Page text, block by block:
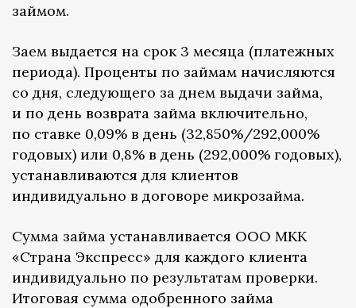
займом.
Заем выдается на срок 3 месяца (платежных
периода). Проценты по займам начисляются
со дня, следующего за днем выдачи займа,
и по день возврата займа включительно,
по ставке 0,09% в день (32,850%/292,000%
годовых) или 0,8% в день (292,000% годовых),
устанавливаются для клиентов
индивидуально в договоре микрозайма.
Сумма займа устанавливается ООО МКК
«Страна Экспресс» для каждого клиента
индивидуально по результатам проверки.
Итоговая сумма одобренного займа